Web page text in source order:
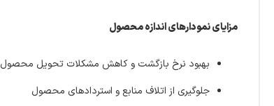
مزایای نمودارهای اندازه محصول
بهبود نرخ بازگشت و کاهش مشکلات تحویل محصول
جلوگیری از اتلاف منابع و استردادهای محصول